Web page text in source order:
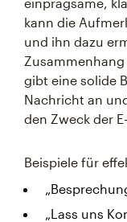
kann die
und ihn dazu
gibt eine solide
Nachricht an
den Zweck der
Beispiele für
„Lass uns